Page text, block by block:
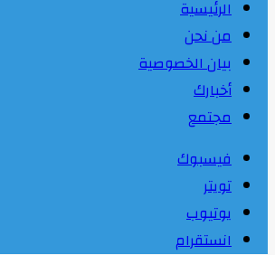
الرئيسية
من نحن
بيان الخصوصية
أخبارك
مجتمع
فيسبوك
تويتر
يوتيوب
انستقرام